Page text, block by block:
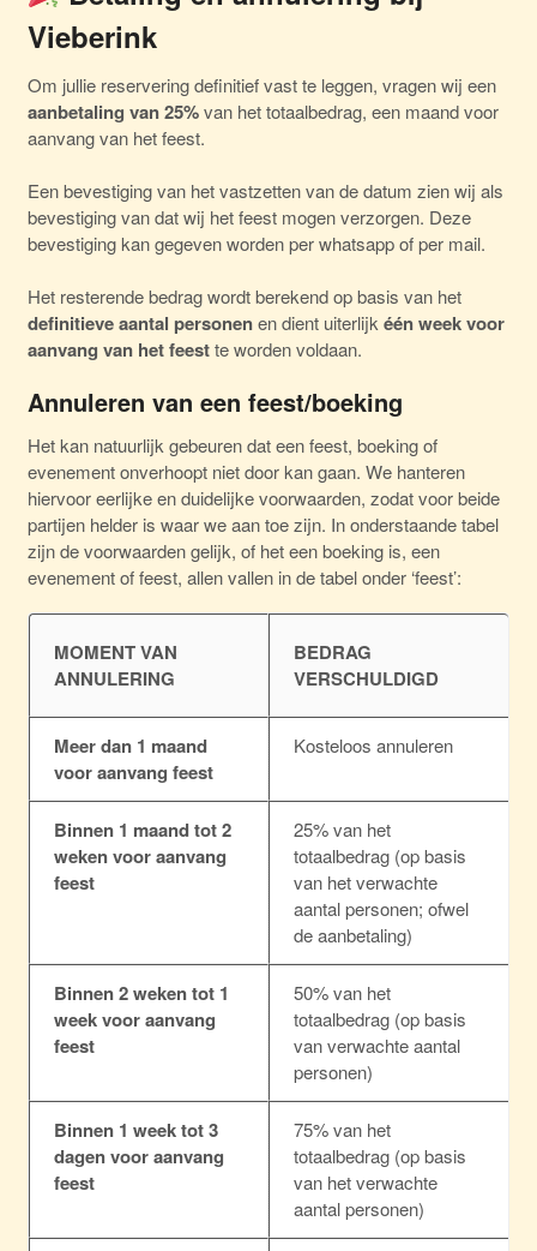
Vieberink
Om jullie reservering definitief vast te leggen, vragen wij een
aanbetaling van 25%van het totaalbedrag, een maand voor
aanvang van het feest.
Een bevestiging van het vastzetten van de datum zien wij als
bevestiging van dat wij het feest mogen verzorgen. Deze
bevestiging kan gegeven worden per whatsapp of per mail.
Het resterende bedrag wordt berekend op basis van het
definitieve aantal personenen dient uiterlijk één week voor
aanvang van het feestte worden voldaan.
Annuleren van een feest/boeking
Het kan natuurlijk gebeuren dat een feest, boeking of
evenement onverhoopt niet door kan gaan. We hanteren
hiervoor eerlijke en duidelijke voorwaarden, zodat voor beide
partijen helder is waar we aan toe zijn. In onderstaande tabel
zijn de voorwaarden gelijk, of het een boeking is, een
evenement of feest, allen vallen in de tabel onder ‘feest’:
MOMENT VAN
ANNULERING
BEDRAG
VERSCHULDIGD
Meer dan 1 maand
voor aanvang feest
Kosteloos annuleren
Binnen 1 maand tot 2
weken voor aanvang
feest
25% van het
totaalbedrag (op basis
van het verwachte
aantal personen; ofwel
de aanbetaling)
Binnen 2 weken tot 1
week voor aanvang
feest
50% van het
totaalbedrag (op basis
van verwachte aantal
personen)
Binnen 1 week tot 3
dagen voor aanvang
feest
75% van het
totaalbedrag (op basis
van het verwachte
aantal personen)